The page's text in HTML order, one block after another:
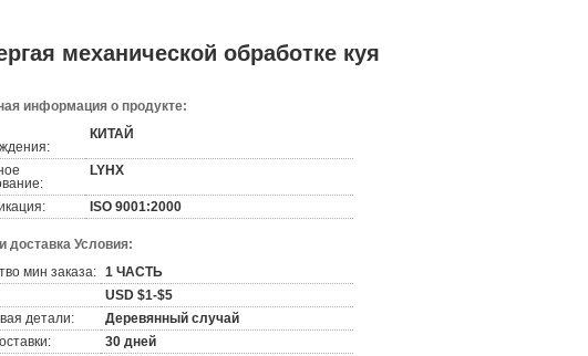
механической обработке куя
информация о продукте:
КИТАЙ
LYHX
ISO 9001:2000
доставка Условия:
мин заказа: 1 ЧАСТЬ
USD $1-$5
детали:
Деревянный случай
30 дней